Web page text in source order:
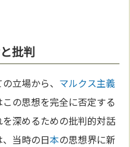
批判
立場から、 マルクス主義
の思想を完全に否定する
深めるための批判的対話
当時の日本の思想界に新